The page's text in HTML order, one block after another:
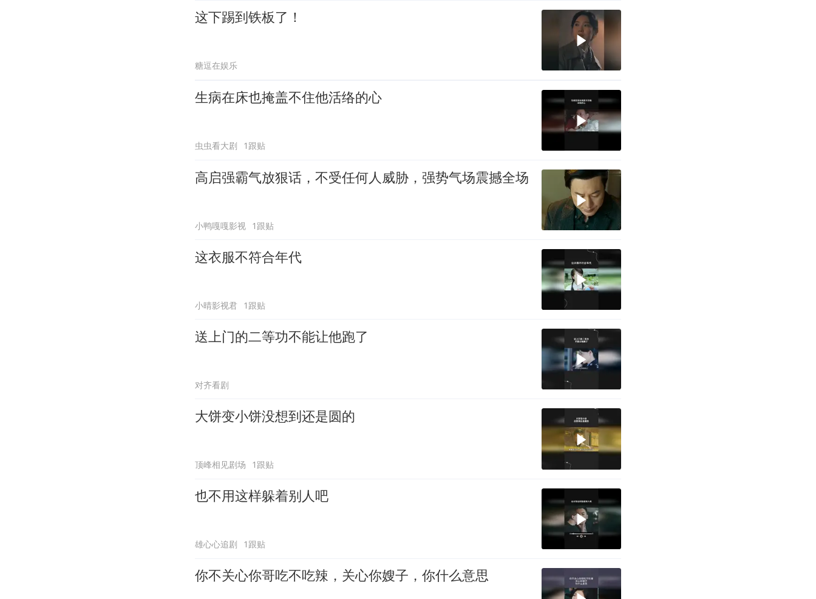
这下踢到铁板了！
糖逗在娱乐
生病在床也掩盖不住他活络的心
虫虫看大剧 1跟贴
高启强霸气放狠话，不受任何人威胁，强势气场震撼全场
小鸭嘎嘎影视 1跟贴
这衣服不符合年代
小晴影视君 1跟贴
送上门的二等功不能让他跑了
对齐看剧
大饼变小饼没想到还是圆的
顶峰相见剧场 1跟贴
也不用这样躲着别人吧
雄心心追剧 1跟贴
你不关心你哥吃不吃辣，关心你嫂子，你什么意思